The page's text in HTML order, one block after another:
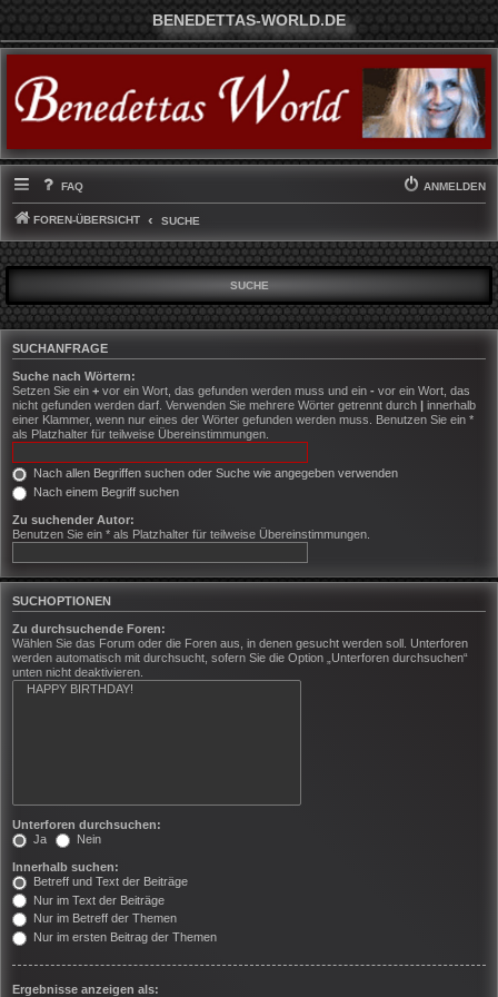
BENEDETTAS-WORLD.DE
FAQ ANMELDEN
FOREN-ÜBERSICHT SUCHE
SUCHE
SUCHANFRAGE
Suche nach Wörtern:
Setzen Sie ein + vor ein Wort, das gefunden werden muss und ein - vor ein Wort, das
nicht gefunden werden darf. Verwenden Sie mehrere Wörter getrennt durch
innerhalb
einer Klammer, wenn nur eines der Wörter gefunden werden muss. Benutzen Sie ein *
als Platzhalter für teilweise Übereinstimmungen.
Nach allen Begriffen suchen oder Suche wie angegeben verwenden
Nach einem Begriff suchen
Zu suchender Autor:
Benutzen Sie ein * als Platzhalter für teilweise Übereinstimmungen.
SUCHOPTIONEN
Zu durchsuchende Foren:
Wählen Sie das Forum oder die Foren aus, in denen gesucht werden soll. Unterforen
werden automatisch mit durchsucht, sofern Sie die Option „Unterforen durchsuchen“
unten nicht deaktivieren.
Unterforen durchsuchen:
Ja
Nein
Innerhalb suchen:
Betreff und Text der Beiträge
Nur im Text der Beiträge
Nur im Betreff der Themen
Nur im ersten Beitrag der Themen
Ergebnisse anzeigen als: